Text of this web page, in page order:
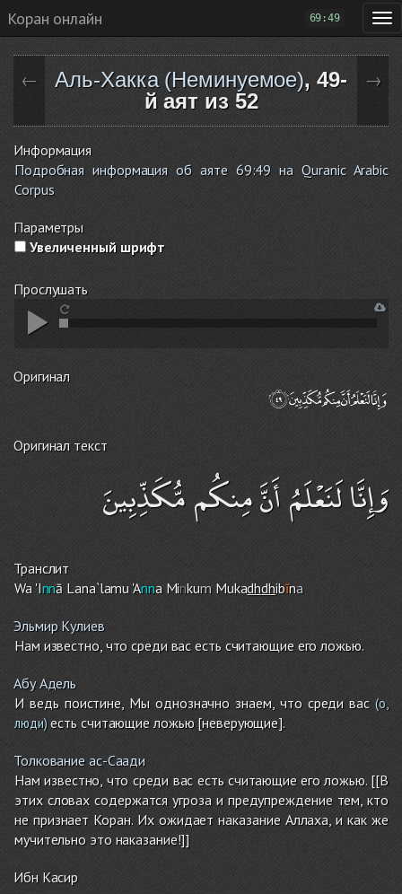
Коран онлайн 69:49
← Аль-Хакка (Неминуемое), 49-
й аят из 52
→
Информация
Подробная информация об аяте 69:49 на Quranic Arabic
Corpus
Параметры
Увеличенный шрифт
Прослушать
Оригинал
Оригинал текст
وَإِنَّا لَنَعْلَمُ أَنَّ مِنكُم مُّكَذِّبِينَ
Транслит
Wa 'Innā Lana`lamu 'Anna MinkumMukadhdhibīna
Эльмир Кулиев
Нам известно, что среди вас есть считающие его ложью.
Абу Адель
И ведь поистине, Мы однозначно знаем, что среди вас (о,
люди)есть считающие ложью [неверующие].
Толкование ас-Саади
Нам известно, что среди вас есть считающие его ложью. [[В
этих словах содержатся угроза и предупреждение тем, кто
не признает Коран. Их ожидает наказание Аллаха, и как же
мучительно это наказание!]]
Ибн Касир